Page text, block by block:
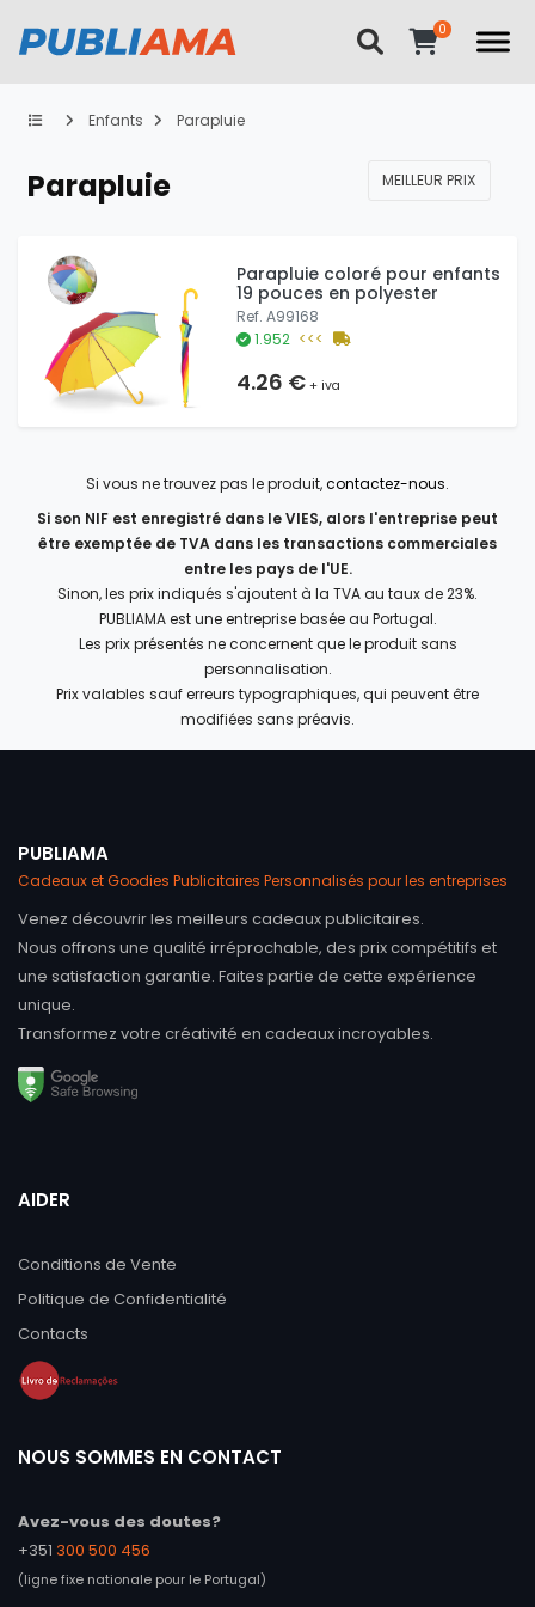
Enfants Parapluie
Parapluie MEILLEUR PRIX
Parapluie coloré pour enfants
19 pouces en polyester
Ref. A99168
1.952 <<<
4.26 €+ iva
Si vous ne trouvez pas le produit,contactez-nous.
Si son NIF est enregistré dans le VIES, alors l'entreprise peut
être exemptée de TVA dans les transactions commerciales
entre les pays de l'UE.
Sinon, les prix indiqués s'ajoutent à la TVA au taux de 23%.
PUBLIAMA est une entreprise basée au Portugal.
Les prix présentés ne concernent que le produit sans
personnalisation.
Prix valables sauf erreurs typographiques, qui peuvent être
modifiées sans préavis.
PUBLIAMA
Cadeaux et Goodies Publicitaires Personnalisés pour les entreprises
Venez découvrir les meilleurs cadeaux publicitaires.
Nous offrons une qualité irréprochable, des prix compétitifs et
une satisfaction garantie. Faites partie de cette expérience
unique.
Transformez votre créativité en cadeaux incroyables.
AIDER
Conditions de Vente
Politique de Confidentialité
Contacts
NOUS SOMMES EN CONTACT
Avez-vous des doutes?
+351 300 500 456
(ligne fixe nationale pour le Portugal)